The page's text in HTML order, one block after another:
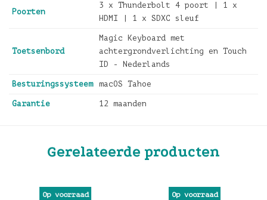
Poorten
3 x Thunderbolt 4 poort | 1 x
HDMI | 1 x SDXC sleuf
Toetsenbord
Magic Keyboard met
achtergrondverlichting en Touch
ID - Nederlands
Besturingssysteem macOS Tahoe
Garantie 12 maanden
Gerelateerde producten
Op voorraad Op voorraad